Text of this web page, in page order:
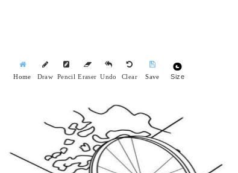
Home Draw Pencil Eraser Undo Clear Save Size